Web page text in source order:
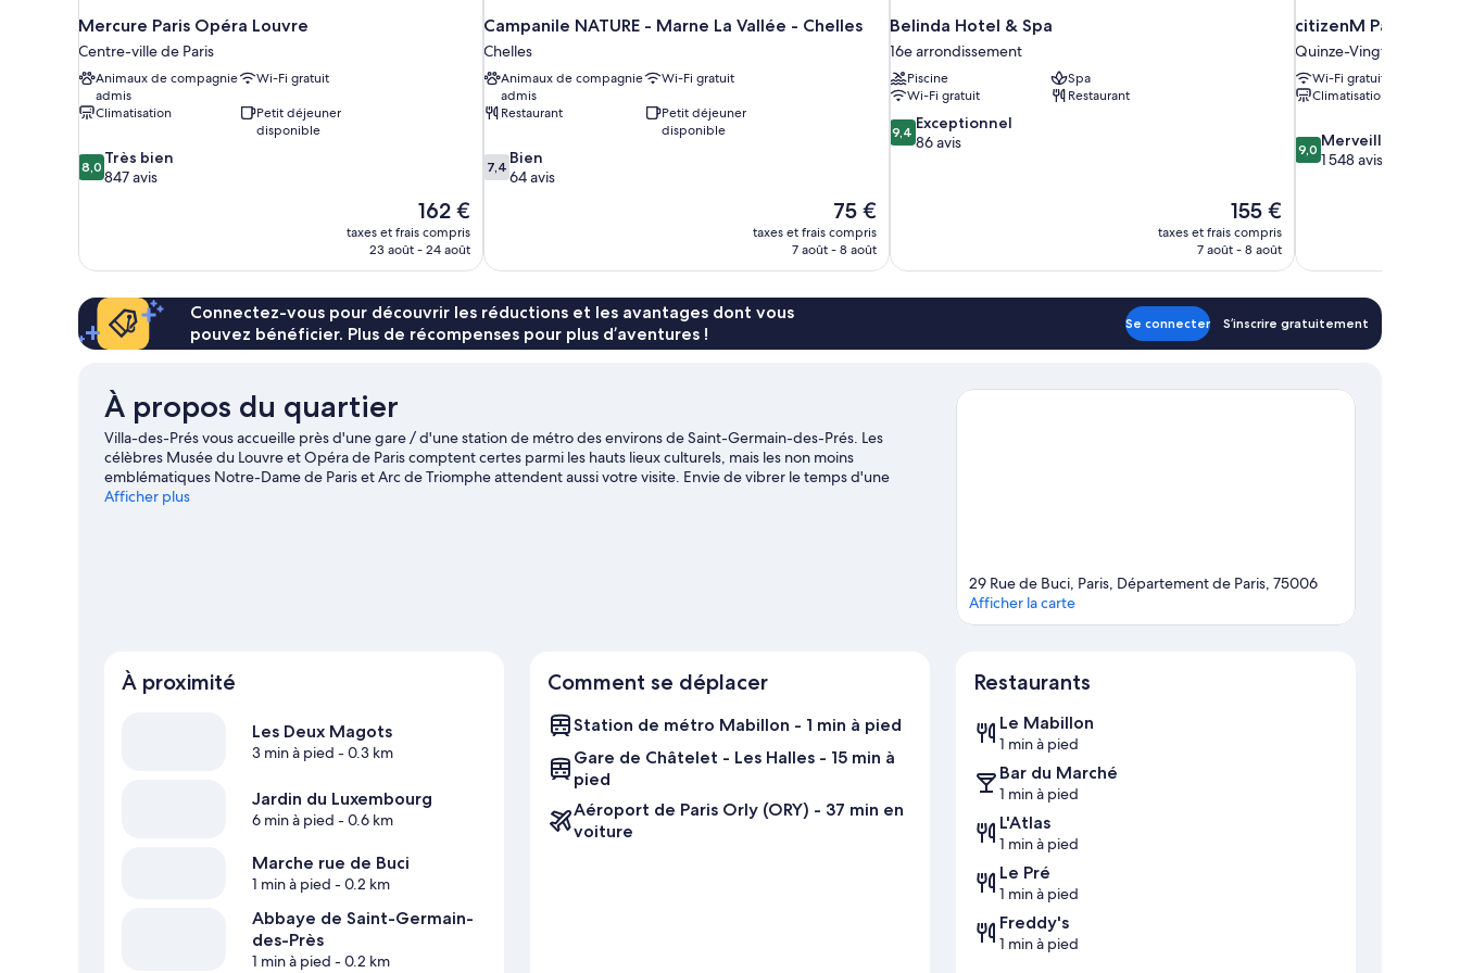
Mercure Paris Opéra Louvre
Centre-ville de Paris
Animaux de compagnie
admis
Wi-Fi gratuit
Climatisation
Petit déjeuner
disponible
8.0
sur
847 avis
8,0 Très bien
847 avis
Le
nouveau
prix
162 €
162 €
taxes et frais compris
23 août - 24 août
Campanile NATURE - Marne La Vallée - Chelles
Chelles
Animaux de compagnie
admis
Wi-Fi gratuit
Restaurant
Petit déjeuner
disponible
7.4
sur
7,4 Bien
64 avis
Le
nouveau
prix
75 €
75 €
taxes et frais compris
7 août - 8 août
Belinda Hotel & Spa
16e arrondissement
Piscine
Spa
Wi-Fi gratuit
Restaurant
9.4
sur
9,4 Exceptionnel
86 avis
Le
nouveau
prix
155 €
155 €
taxes et frais compris
7 août - 8 août
citizenM Paris Gare
Quinze-Vingts
Wi-Fi gratuit
Climatisation
9.0
sur
9,0 Merveilleux
1 548 avis
Connectez-vous pour découvrir les réductions et les avantages dont vous
pouvez bénéficier. Plus de récompenses pour plus d’aventures !
Se connecter S’inscrire gratuitement
À propos du quartier
Villa-des-Prés vous accueille près d'une gare / d'une station de métro des environs de Saint-Germain-des-Prés. Les
célèbres Musée du Louvre et Opéra de Paris comptent certes parmi les hauts lieux culturels, mais les non moins
emblématiques Notre-Dame de Paris et Arc de Triomphe attendent aussi votre visite. Envie de vibrer le temps d'une
soirée ? Consultez l'affiche des illustres Accor Arena et Parc des Princes.
Afficher plus
29 Rue de Buci, Paris, Département de Paris, 75006
Afficher la carte
À proximité
Les Deux Magots
3 min à pied - 0.3 km
Jardin du Luxembourg
6 min à pied - 0.6 km
Marche rue de Buci
1 min à pied - 0.2 km
Abbaye de Saint-Germain-
des-Près
1 min à pied - 0.2 km
Comment se déplacer
Station de métro Mabillon - 1 min à pied
Gare de Châtelet - Les Halles - 15 min à
pied
Aéroport de Paris Orly (ORY) - 37 min en
voiture
Restaurants
Le Mabillon
1 min à pied
Bar du Marché
1 min à pied
L'Atlas
1 min à pied
Le Pré
1 min à pied
Freddy's
1 min à pied